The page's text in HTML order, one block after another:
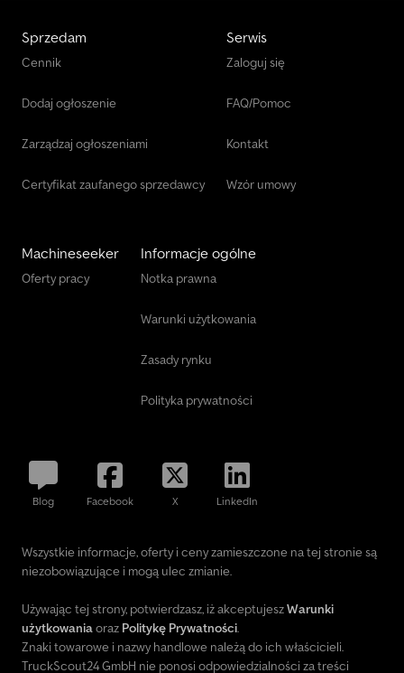
Sprzedam
Cennik
Dodaj ogłoszenie
Zarządzaj ogłoszeniami
Certyfikat zaufanego sprzedawcy
Serwis
Zaloguj się
FAQ/Pomoc
Kontakt
Wzór umowy
Machineseeker
Oferty pracy
Informacje ogólne
Notka prawna
Warunki użytkowania
Zasady rynku
Polityka prywatności
Blog Facebook X LinkedIn
Wszystkie informacje, oferty i ceny zamieszczone na tej stronie są
niezobowiązujące i mogą ulec zmianie.
Używając tej strony, potwierdzasz, iż akceptujeszWarunki
użytkowaniaoraz Politykę Prywatności.
Znaki towarowe i nazwy handlowe należą do ich właścicieli.
TruckScout24 GmbH nie ponosi odpowiedzialności za treści